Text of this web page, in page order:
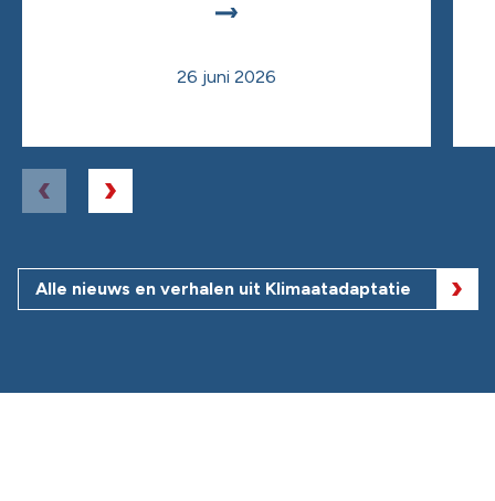
26 juni 2026
Alle nieuws en verhalen uit Klimaatadaptatie